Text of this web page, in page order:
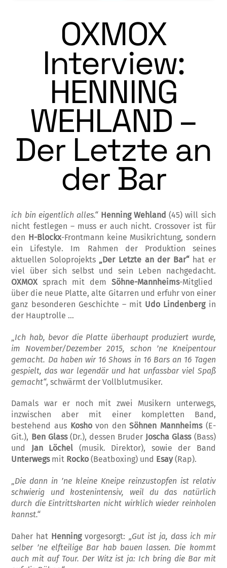
OXMOX
Interview:
HENNING
WEHLAND –
Der Letzte an
der Bar
ich bin eigentlich alles.“ Henning Wehland (45) will sich
nicht festlegen – muss er auch nicht. Crossover ist für
den H-Blockx-Front­mann keine Musikrichtung, sondern
ein Lifestyle. Im Rahmen der Produktion seines
aktuellen Soloprojekts „Der Letzte an der Bar“ hat er
viel über sich selbst und sein Leben nachgedacht.
OXMOX sprach mit dem Söhne-Mannheims-Mitglied
über die neue Platte, alte Gitarren und erfuhr von einer
ganz besonderen Geschichte – mit Udo Linden­bergin
der Hauptrolle …
Ich hab, bevor die Platte überhaupt produ­ziert wurde,
im November/Dezember 2015, schon ’ne Kneipentour
gemacht. Da haben wir 16 Shows in 16 Bars an 16 Tagen
gespielt, das war legendär und hat unfassbar viel Spaß
gemacht“, schwärmt der Vollblutmusiker.
Damals war er noch mit zwei Musikern unter­wegs,
inzwischen aber mit einer kompletten Band,
bestehend aus Koshovon denSöhnen Mannheims(E-
Git.), Ben Glass(Dr.), dessen Bruder Joscha Glass(Bass)
und Jan Löchel (musik. Direktor), sowie der Band
Unterwegsmit Rocko (Beatboxing) und Esay(Rap).
„Die dann in ’ne kleine Kneipe reinzustopfen ist relativ
schwierig und kostenintensiv, weil du das natürlich
durch die Eintrittskarten nicht wirklich wieder reinholen
kannst.“
Daher hat Henningvorgesorgt: „Gut ist ja, dass ich mir
selber ’ne elfteilige Bar hab bau­en lassen. Die kommt
auch mit auf Tour. Der Witz ist ja: Ich bring die Bar mit